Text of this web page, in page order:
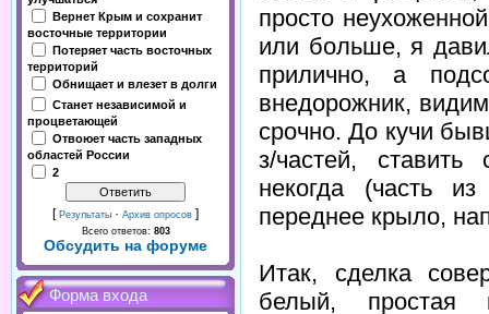
Вернет Крым и сохранит
восточные территории
Потеряет часть восточных
территорий
Обнищает и влезет в долги
Станет независимой и
процветающей
Отвоюет часть западных
областей России
2
[ Результаты · Архив опросов ]
Всего ответов: 803
Обсудить на форуме
Форма входа
просто
или больше, я
прилично, а
внедорожник,
срочно. До кучи
з/частей,
некогда (часть
переднее крыло,
Итак, сделка
белый, простая